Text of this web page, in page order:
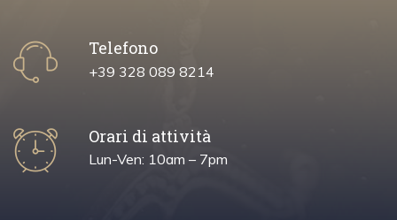
Telefono
+39 328 089 8214
Orari di attività
Lun-Ven: 10am – 7pm